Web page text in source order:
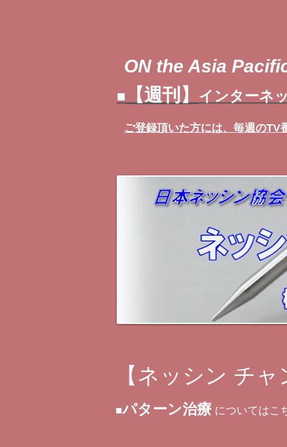
ON the Asia
■ 【週刊】 インターネ
ご登録頂いた方には、 毎週のTV
【ネッシン チャ
■パターン治療 についてはこ